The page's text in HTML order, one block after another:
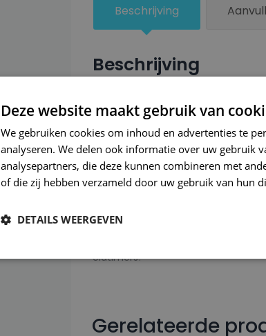
Beschrijving
Beschrijving
Een groter beschadigd oppervlak
combinatie met blanke lak van
oppervlak te spuiten zodat de
Bij SRS bent u aan het juiste
gigantisch assortiment met
of kleurnaam gemaakt en is
garanderen wij dat u altijd de
onze A-kwaliteit spuitbussen
oldtimers!
Gerelateerde
Deze website maakt gebruik van
We gebruiken cookies om inhoud en advertenties te
analyseren. We delen ook informatie over uw gebruik
analysepartners, die deze kunnen combineren met
of die zij hebben verzameld door uw gebruik van hun
DETAILS WEERGEVEN